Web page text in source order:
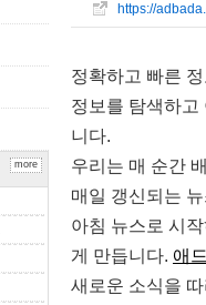
more
https://
정확하고 빠른
정보를 탐색하고
니다.
우리는 매 순간
매일 갱신되는
아침 뉴스로 시
게 만듭니다. 애
새로운 소식을